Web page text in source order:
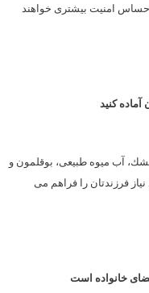
امنیت بیشتری خواهند
آب میوه طبیعی، بوقلمون و
فرزندتان را فراهم می